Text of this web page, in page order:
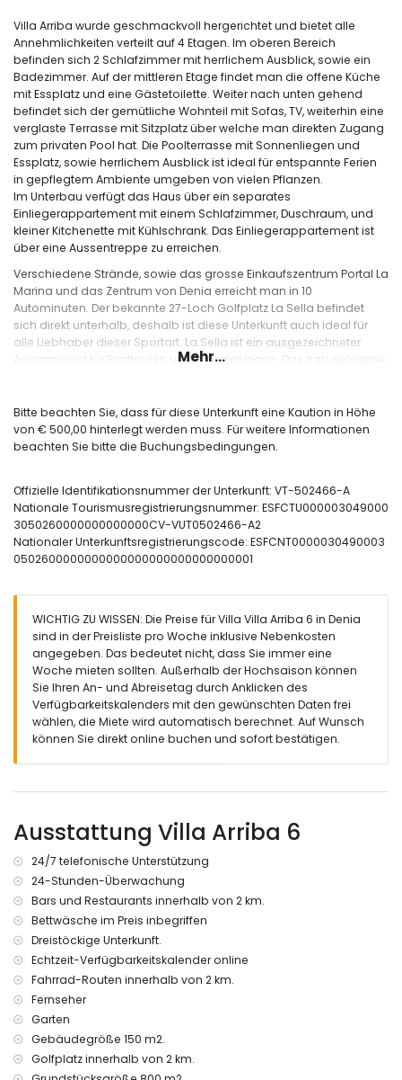
Villa Arriba wurde geschmackvoll hergerichtet und bietet alle
Annehmlichkeiten verteilt auf 4 Etagen. Im oberen Bereich
befinden sich 2 Schlafzimmer mit herrlichem Ausblick, sowie ein
Badezimmer. Auf der mittleren Etage findet man die offene Küche
mit Essplatz und eine Gästetoilette. Weiter nach unten gehend
befindet sich der gemütliche Wohnteil mit Sofas, TV, weiterhin eine
verglaste Terrasse mit Sitzplatz über welche man direkten Zugang
zum privaten Pool hat. Die Poolterrasse mit Sonnenliegen und
Essplatz, sowie herrlichem Ausblick ist ideal für entspannte Ferien
in gepflegtem Ambiente umgeben von vielen Pflanzen.
Im Unterbau verfügt das Haus über ein separates
Einliegerappartement mit einem Schlafzimmer, Duschraum, und
kleiner Kitchenette mit Kühlschrank. Das Einliegerappartement ist
über eine Aussentreppe zu erreichen.
Verschiedene Strände, sowie das grosse Einkaufszentrum Portal La
Marina und das Zentrum von Denia erreicht man in 10
Autominuten. Der bekannte 27-Loch Golfplatz La Sella befindet
sich direkt unterhalb, deshalb ist diese Unterkunft auch ideal für
alle Liebhaber dieser Sportart. La Sella ist ein ausgezeichneter
Ausgangsort für Radtouren und Wanderungen. Das nah gelegene
bei Familien und Freunden. Preis-Leistungsverhältniss ist sehr gut !
Die Villa verfügt über Fiberglas Internetanschluss, sowie
Klimaanlagen im Wohnbereich und beiden Schlafräumen.
Mit den Klimaanlagen kann in kühleren Jahreszeiten auch geheizt
werden und zusätzlich gibt es noch den Gaskamin sowie Gas-
Standheizungen.
Dieses Ferienunterkunft ist nicht für gehbehinderte Personen
geeignet. Es gibt einen privaten Parkplatz, und genug
diese Unterkunft eine Kaution in Höhe von € 500,00 hinterlegt
werden muss.
Interieur der Villa Arriba:
Villa auf 3 Etagen
Wohnzimmer mit Fernsehen
Wohnküche mit Elektroherd, Elektroofen, Mikrowelle,
Geschirrspülmaschine, Kühl-Gefrierkombination,
Kaffeemaschine, Wasserkocher, Mixer und Toaster
Schlafzimmer mit 2 Einzelbetten (von 200 x 90cm), Ventilator
Badezimmer mit Einzelwaschbecken, Dusche, Toilette und
Föhn
Gästetoilette
Essbereich mit Klimaanlage
Waschküche mit Waschmaschine
verglaste Terrasse mit Sitzmöbeln und Zugang zur
Poolterrasse
Einliegerappartement unten:
Schlafzimmer mit 2 Einzelbetten (90cm)
Badezimmer mit Dusche und WC
Kitchenette mit Kühlschrank
Aussenbereich:
Mehr...
Bitte beachten Sie, dass für diese Unterkunft eine Kaution in Höhe
von € 500,00 hinterlegt werden muss. Für weitere Informationen
beachten Sie bitte die Buchungsbedingungen.
Offizielle Identifikationsnummer der Unterkunft: VT-502466-A
Nationale Tourismusregistrierungsnummer: ESFCTU000003049000
3050260000000000000CV-VUT0502466-A2
Nationaler Unterkunftsregistrierungscode: ESFCNT0000030490003
0502600000000000000000000000000001
WICHTIG ZU WISSEN: Die Preise für Villa Villa Arriba 6 in Denia
sind in der Preisliste pro Woche inklusive Nebenkosten
angegeben. Das bedeutet nicht, dass Sie immer eine
Woche mieten sollten. Außerhalb der Hochsaison können
Sie Ihren An- und Abreisetag durch Anklicken des
Verfügbarkeitskalenders mit den gewünschten Daten frei
wählen, die Miete wird automatisch berechnet. Auf Wunsch
können Sie direkt online buchen und sofort bestätigen.
Ausstattung Villa Arriba 6
24/7 telefonische Unterstützung
24-Stunden-Überwachung
Bars und Restaurants innerhalb von 2 km.
Bettwäsche im Preis inbegriffen
Dreistöckige Unterkunft.
Echtzeit-Verfügbarkeitskalender online
Fahrrad-Routen innerhalb von 2 km.
Fernseher
Garten
Gebäudegröße 150 m2.
Golfplatz innerhalb von 2 km.